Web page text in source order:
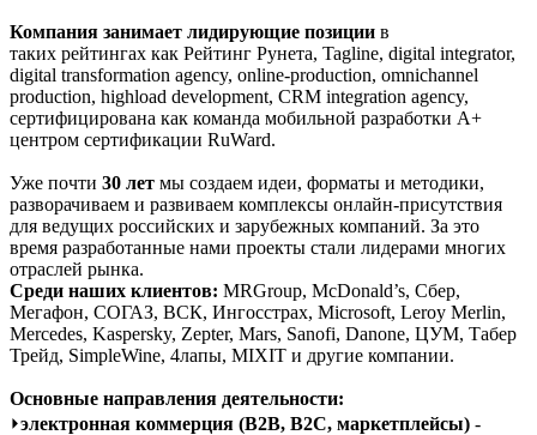
Компания занимает лидирующие позиции в
таких рейтингах как Рейтинг Рунета, Tagline, digital integrator,
digital transformation agency, online-production, omnichannel
production, highload development, CRM integration agency,
сертифицирована как команда мобильной разработки A+
центром сертификации RuWard.
Уже почти 30 лет мы создаем идеи, форматы и методики,
разворачиваем и развиваем комплексы онлайн-присутствия
для ведущих российских и зарубежных компаний. За это
время разработанные нами проекты стали лидерами многих
отраслей рынка.
Среди наших клиентов: MRGroup, McDonald’s, Сбер,
Мегафон, СОГАЗ, ВСК, Ингосстрах, Microsoft, Leroy Merlin,
Mercedes, Kaspersky, Zepter, Mars, Sanofi, Danone, ЦУМ, Табер
Трейд, SimpleWine, 4лапы, MIXIT и другие компании.
Основные направления деятельности:
⏵электронная коммерция (B2B, B2C, маркетплейсы) -